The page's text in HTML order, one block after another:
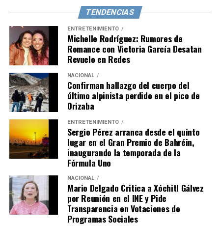
TENDENCIAS
ENTRETENIMIENTO
Michelle Rodríguez: Rumores de
Romance con Victoria García Desatan
Revuelo en Redes
NACIONAL
Confirman hallazgo del cuerpo del
último alpinista perdido en el pico de
Orizaba
ENTRETENIMIENTO
Sergio Pérez arranca desde el quinto
lugar en el Gran Premio de Bahréin,
inaugurando la temporada de la
Fórmula Uno
NACIONAL
Mario Delgado Critica a Xóchitl Gálvez
por Reunión en el INE y Pide
Transparencia en Votaciones de
Programas Sociales